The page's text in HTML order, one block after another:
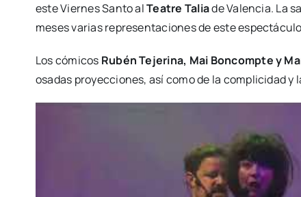
este Vier­nes San­to alTea­tre Taliade Valen­cia. La
meses varias repre­sen­ta­cio­nes de este
Los cómi­cos Rubén Teje­ri­na, Mai Bon­comp­te y
osa­das pro­yec­cio­nes, así como de la com­pli­ci­dad